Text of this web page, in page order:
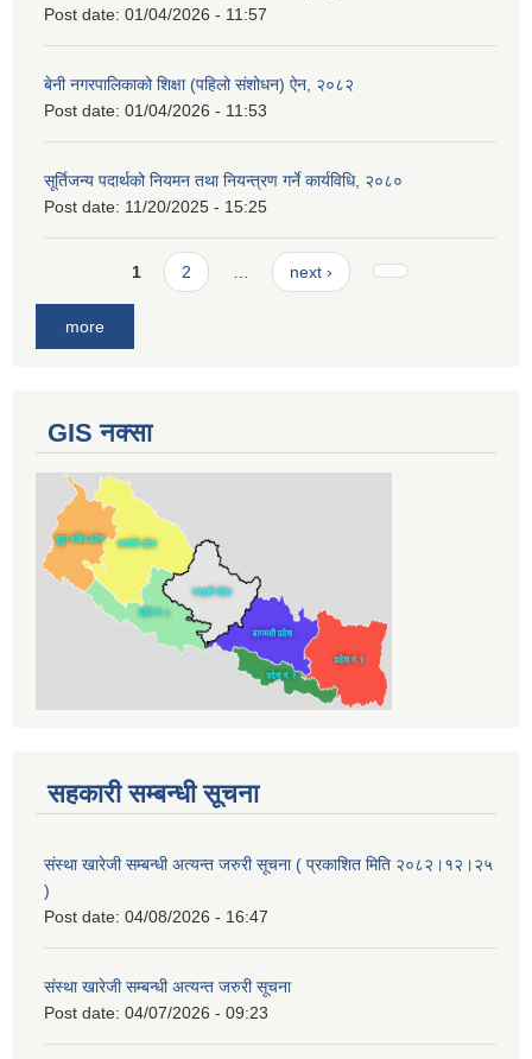
Post date: 01/04/2026 - 11:57
बेनी नगरपालिकाको शिक्षा (पहिलो संशोधन) ऐन, २०८२
Post date: 01/04/2026 - 11:53
सूर्तिजन्य पदार्थको नियमन तथा नियन्त्रण गर्ने कार्यविधि, २०८०
Post date: 11/20/2025 - 15:25
Pages1 2 next ›
more
GIS नक्सा
सहकारी सम्बन्धी सूचना
संस्था खारेजी सम्बन्धी अत्यन्त जरुरी सूचना ( प्रकाशित मिति २०८२।१२।२५
)
Post date: 04/08/2026 - 16:47
संस्था खारेजी सम्बन्धी अत्यन्त जरुरी सूचना
Post date: 04/07/2026 - 09:23